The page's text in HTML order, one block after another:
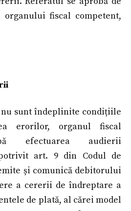
organului fiscal competent,
sunt îndeplinite condițiile
erorilor, organul fiscal
efectuarea audierii
art. 9 din Codul de
și comunică debitorului
a cererii de îndreptare a
de plată, al cărei model